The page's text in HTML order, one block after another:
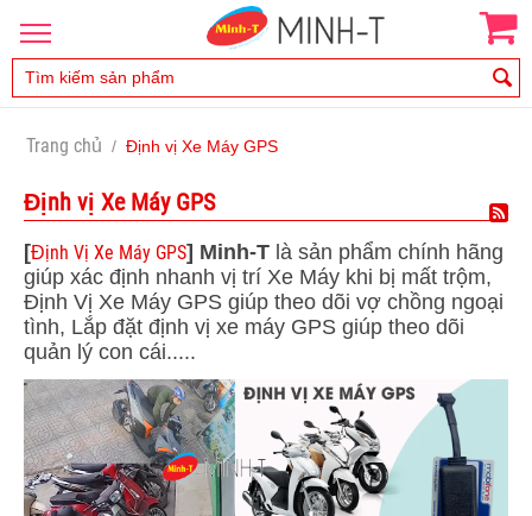
Trang chủ / Định vị Xe Máy GPS
Định vị Xe Máy GPS
[Định Vị Xe Máy GPS] Minh-T là sản phẩm chính hãng
giúp xác định nhanh vị trí Xe Máy khi bị mất trộm,
Định Vị Xe Máy GPS giúp theo dõi vợ chồng ngoại
tình, Lắp đặt định vị xe máy GPS giúp theo dõi
quản lý con cái.....